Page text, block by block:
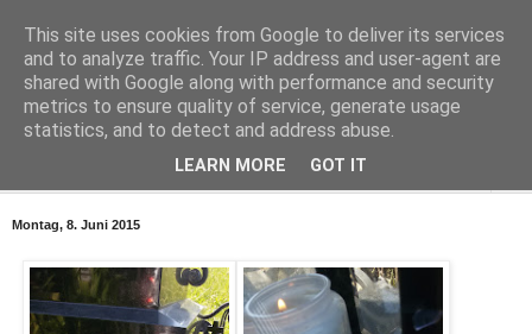
Smiler In The Sky
Für Alex
Montag, 8. Juni 2015
This site uses cookies from Google to deliver its services
and to analyze traffic. Your IP address and user-agent are
shared with Google along with performance and security
metrics to ensure quality of service, generate usage
statistics, and to detect and address abuse.
LEARN MORE GOT IT